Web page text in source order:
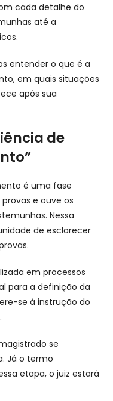
cada detalhe do
até a
entender o que é a
em quais situações
após sua
de
é uma fase
e ouve os
Nessa
de esclarecer
em processos
para a definição da
se à instrução do
se
Já o termo
etapa, o juiz estará